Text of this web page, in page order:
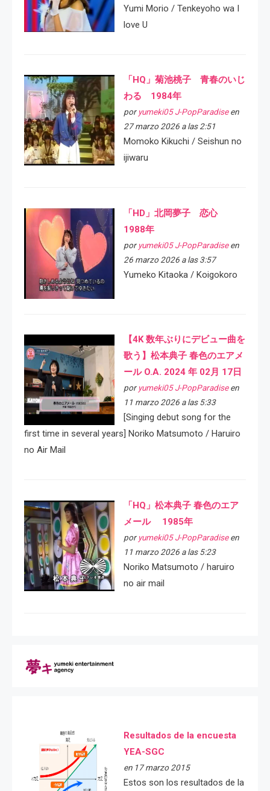
Yumi Morio / Tenkeyoho wa I
love U
「HQ」菊池桃子 青春のいじ
わる 1984年
por yumeki05 J-PopParadiseen
27 marzo 2026 a las 2:51
Momoko Kikuchi / Seishun no
ijiwaru
「HD」北岡夢子 恋心
1988年
por yumeki05 J-PopParadiseen
26 marzo 2026 a las 3:57
Yumeko Kitaoka / Koigokoro
【4K 数年ぶりにデビュー曲を
歌う】松本典子 春色のエアメ
ール O.A. 2024 年 02月 17日
por yumeki05 J-PopParadiseen
11 marzo 2026 a las 5:33
[Singing debut song for the
first time in several years] Noriko Matsumoto / Haruiro
no Air Mail
「HQ」松本典子 春色のエア
メール 1985年
por yumeki05 J-PopParadiseen
11 marzo 2026 a las 5:23
Noriko Matsumoto / haruiro
no air mail
Resultados de la encuesta
YEA-SGC
en 17 marzo 2015
Estos son los resultados de la